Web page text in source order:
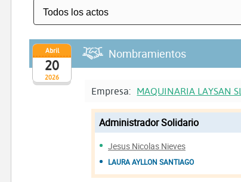
2026
Abril
20
Nombramientos
Empresa: MAQUINARIA LAYSAN SL
Administrador Solidario
Jesus Nicolas Nieves
LAURA AYLLON SANTIAGO